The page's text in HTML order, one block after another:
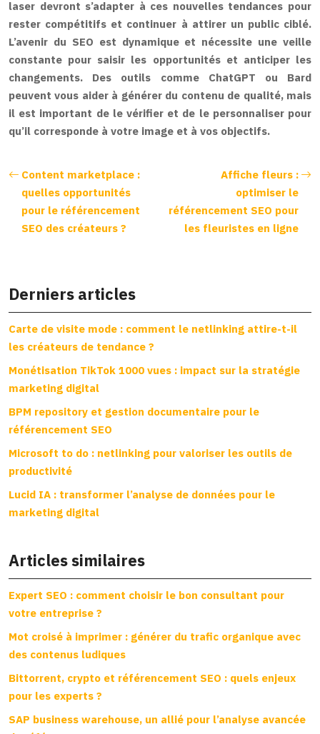
laser devront s’adapter à ces nouvelles tendances pour
rester compétitifs et continuer à attirer un public ciblé.
L’avenir du SEO est dynamique et nécessite une veille
constante pour saisir les opportunités et anticiper les
changements. Des outils comme ChatGPT ou Bard
peuvent vous aider à générer du contenu de qualité, mais
il est important de le vérifier et de le personnaliser pour
qu’il corresponde à votre image et à vos objectifs.
Content marketplace :
quelles opportunités
pour le référencement
SEO des créateurs ?
Affiche fleurs :
optimiser le
référencement SEO pour
les fleuristes en ligne
Derniers articles
Carte de visite mode : comment le netlinking attire-t-il
les créateurs de tendance ?
Monétisation TikTok 1000 vues : impact sur la stratégie
marketing digital
BPM repository et gestion documentaire pour le
référencement SEO
Microsoft to do : netlinking pour valoriser les outils de
productivité
Lucid IA : transformer l’analyse de données pour le
marketing digital
Articles similaires
Expert SEO : comment choisir le bon consultant pour
votre entreprise ?
Mot croisé à imprimer : générer du trafic organique avec
des contenus ludiques
Bittorrent, crypto et référencement SEO : quels enjeux
pour les experts ?
SAP business warehouse, un allié pour l’analyse avancée